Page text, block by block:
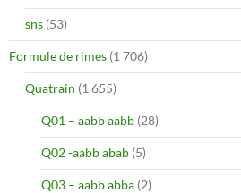
sns (53)
Formule de rimes (1 706)
Quatrain (1 655)
Q01 – aabb aabb (28)
Q02 -aabb abab (5)
Q03 – aabb abba (2)